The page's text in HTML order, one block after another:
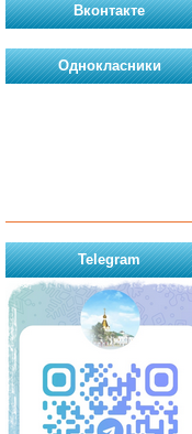
Вконтакте
Однокласники
Telegram